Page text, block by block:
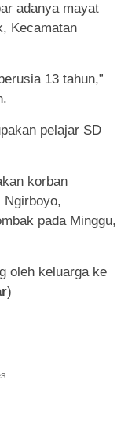
adanya mayat
Kecamatan
13 tahun,”
pelajar SD
korban
Ngirboyo,
pada Minggu,
oleh keluarga ke
)